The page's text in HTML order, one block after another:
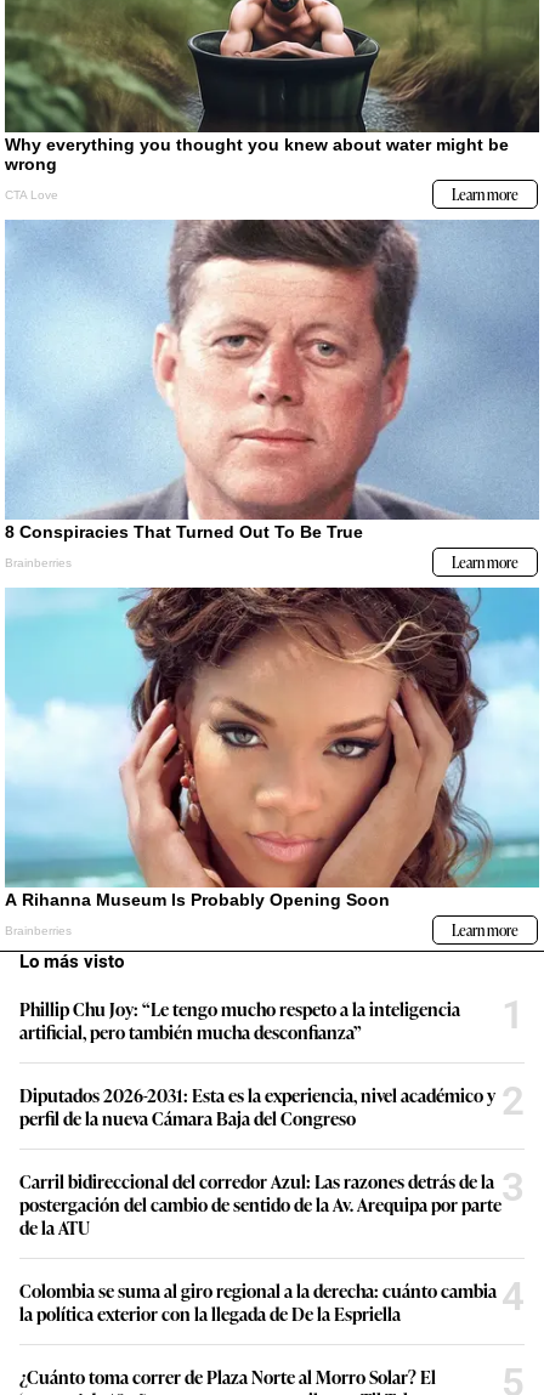
Lo más visto
Phillip Chu Joy: “Le tengo mucho respeto a la inteligencia
artificial, pero también mucha desconfianza”
1
Diputados 2026-2031: Esta es la experiencia, nivel académico y
perfil de la nueva Cámara Baja del Congreso
2
Carril bidireccional del corredor Azul: Las razones detrás de la
postergación del cambio de sentido de la Av. Arequipa por parte
de la ATU
3
Colombia se suma al giro regional a la derecha: cuánto cambia
la política exterior con la llegada de De la Espriella
4
¿Cuánto toma correr de Plaza Norte al Morro Solar? El
5